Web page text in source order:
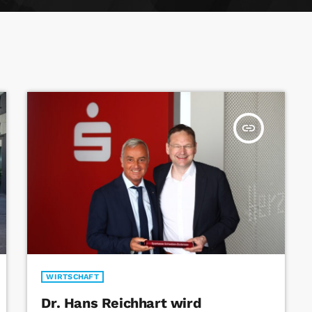
insert_link
WIRTSCHAFT
Dr. Hans Reichhart wird